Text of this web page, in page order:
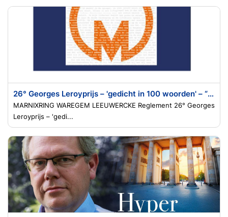
26° Georges Leroyprijs – 'gedicht in 100 woorden' – “Zwaartekracht”
MARNIXRING WAREGEM LEEUWERCKE Reglement 26° Georges
Leroyprijs – 'gedi...